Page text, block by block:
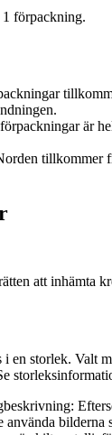
1 förpackning.
är
tillkommer
att inhämta
i en storlek. Valt
bilderna